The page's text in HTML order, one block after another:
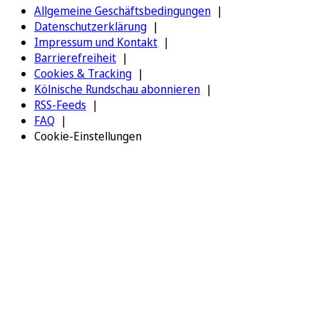
Allgemeine Geschäftsbedingungen
Datenschutzerklärung
Impressum und Kontakt
Barrierefreiheit
Cookies & Tracking
Kölnische Rundschau abonnieren
RSS-Feeds
FAQ
Cookie-Einstellungen